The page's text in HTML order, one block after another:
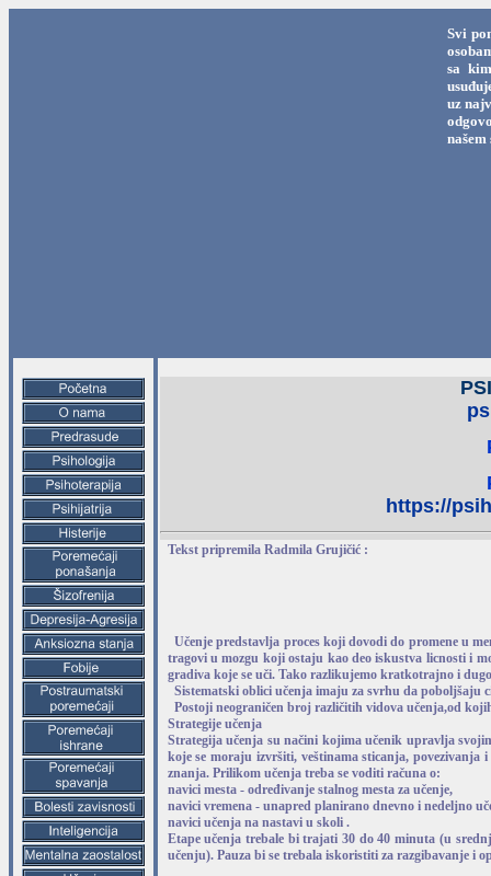
Svi
sa
uz
https://
Tekst pripremila Radmila Grujičić :
Učenje predstavlja proces koji dovodi do promene u
tragovi u mozgu koji ostaju kao deo iskustva licnosti i
gradiva koje se uči. Tako razlikujemo kratkotrajno i
Sistematski oblici učenja imaju za svrhu da poboljšaju
Postoji neograničen broj različitih vidova učenja,od
Strategije učenja
Strategija učenja su načini kojima učenik upravlja
koje se moraju izvršiti, veštinama sticanja,
znanja. Prilikom učenja treba se voditi računa o:
navici mesta - određivanje stalnog mesta za učenje,
navici vremena - unapred planirano dnevno i nedeljno
navici učenja na nastavi u skoli .
Etape učenja trebale bi trajati 30 do 40 minuta (u
učenju). Pauza bi se trebala iskoristiti za razgibavanje i